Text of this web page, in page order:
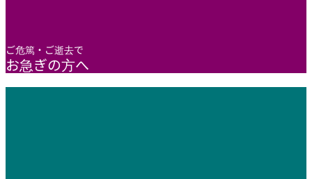
ご危篤・ご逝去で
お急ぎの方へ